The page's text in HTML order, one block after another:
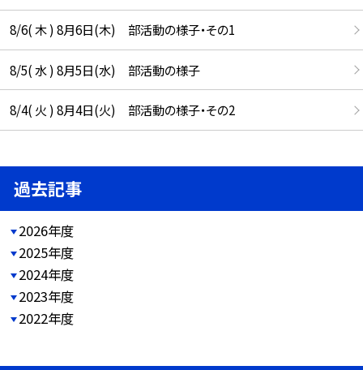
8/6( 木 ) 8月6日(木) 部活動の様子・その1
8/5( 水 ) 8月5日(水) 部活動の様子
8/4( 火 ) 8月4日(火) 部活動の様子・その2
過去記事
2026年度
2025年度
2024年度
2023年度
2022年度